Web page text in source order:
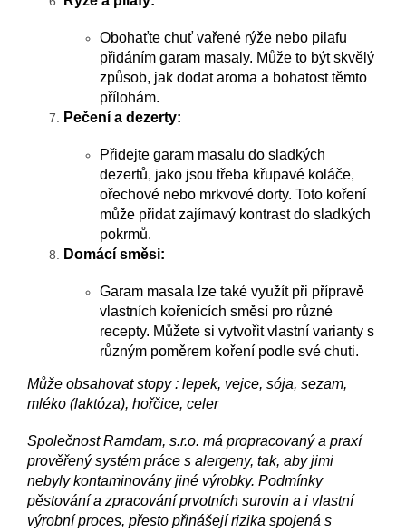
Obohaťte chuť vařené rýže nebo pilafu
přidáním garam masaly. Může to být skvělý
způsob, jak dodat aroma a bohatost těmto
přílohám.
Pečení a dezerty:
Přidejte garam masalu do sladkých
dezertů, jako jsou třeba křupavé koláče,
ořechové nebo mrkvové dorty. Toto koření
může přidat zajímavý kontrast do sladkých
pokrmů.
Domácí směsi:
Garam masala lze také využít při přípravě
vlastních kořenících směsí pro různé
recepty. Můžete si vytvořit vlastní varianty s
různým poměrem koření podle své chuti.
Může obsahovat stopy : lepek, vejce, sója, sezam,
mléko (laktóza), hořčice, celer
Společnost Ramdam, s.r.o. má propracovaný a praxí
prověřený systém práce s alergeny, tak, aby jimi
nebyly kontaminovány jiné výrobky. Podmínky
pěstování a zpracování prvotních surovin a i vlastní
výrobní proces, přesto přinášejí rizika spojená s